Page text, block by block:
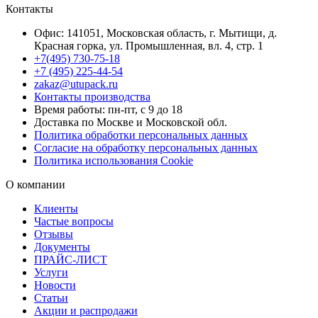
Контакты
Офис: 141051, Московская область, г. Мытищи, д.
Красная горка, ул. Промышленная, вл. 4, стр. 1
+7(495) 730-75-18
+7 (495) 225-44-54
zakaz@utupack.ru
Контакты производства
Время работы: пн-пт, с 9 до 18
Доставка по Москве и Московской обл.
Политика обработки персональных данных
Согласие на обработку персональных данных
Политика использования Cookie
О компании
Клиенты
Частые вопросы
Отзывы
Документы
ПРАЙС-ЛИСТ
Услуги
Новости
Статьи
Акции и распродажи